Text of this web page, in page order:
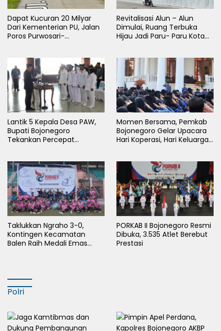
Dapat Kucuran 20 Milyar
Dari Kementerian PU, Jalan
Poros Purwosari-
Revitalisasi Alun – Alun
Dimulai, Ruang Terbuka
Hijau Jadi Paru- Paru Kota
Lantik 5 Kepala Desa PAW,
Bupati Bojonegoro
Tekankan Percepat
Momen Bersama, Pemkab
Bojonegoro Gelar Upacara
Hari Koperasi, Hari Keluarga
Taklukkan Ngraho 3-0,
Kontingen Kecamatan
Balen Raih Medali Emas
PORKAB II Bojonegoro Resmi
Dibuka, 3.535 Atlet Berebut
Prestasi
Polri